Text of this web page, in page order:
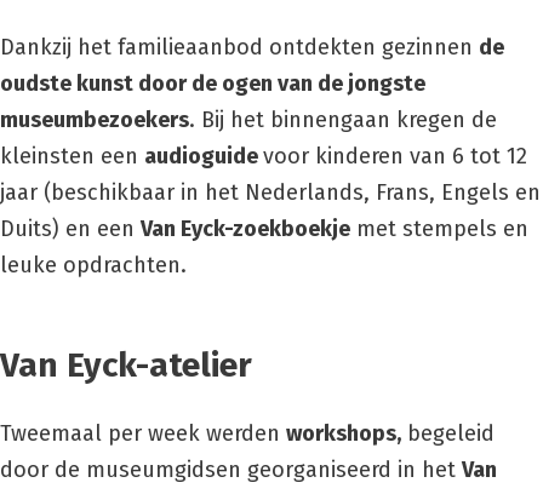
Dankzij het familieaanbod ontdekten gezinnen de
oudste kunst door de ogen van de jongste
museumbezoekers. Bij het binnengaan kregen de
kleinsten een audioguidevoor kinderen van 6 tot 12
jaar (beschikbaar in het Nederlands, Frans, Engels en
Duits) en een Van Eyck-zoekboekje met stempels en
leuke opdrachten.
Van Eyck-atelier
Tweemaal per week werden workshops, begeleid
door de museumgidsen georganiseerd in het Van